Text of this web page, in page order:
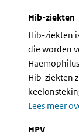
Hib-ziekten
Hib-ziekten
die worden
Hib-ziekten
Lees meer
HPV